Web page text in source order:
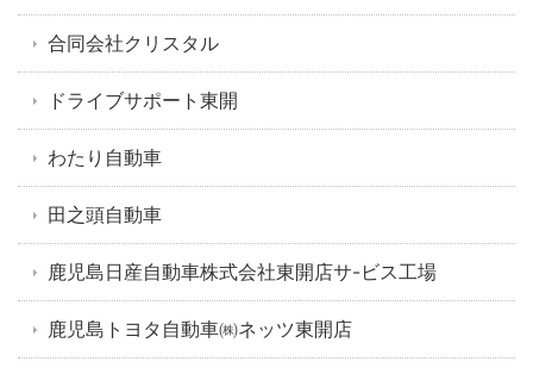
合同会社クリスタル
ドライブサポート東開
わたり自動車
田之頭自動車
鹿児島日産自動車株式会社東開店サ-ビス工場
鹿児島トヨタ自動車㈱ネッツ東開店